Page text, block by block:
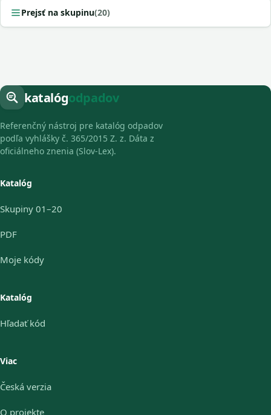
Prejsť na skupinu(20)
katalógodpadov
Referenčný nástroj pre katalóg odpadov
podľa vyhlášky č. 365/2015 Z. z. Dáta z
oficiálneho znenia (Slov-Lex).
Katalóg
Skupiny 01–20
PDF
Moje kódy
Katalóg
Hľadať kód
Viac
Česká verzia
O projekte